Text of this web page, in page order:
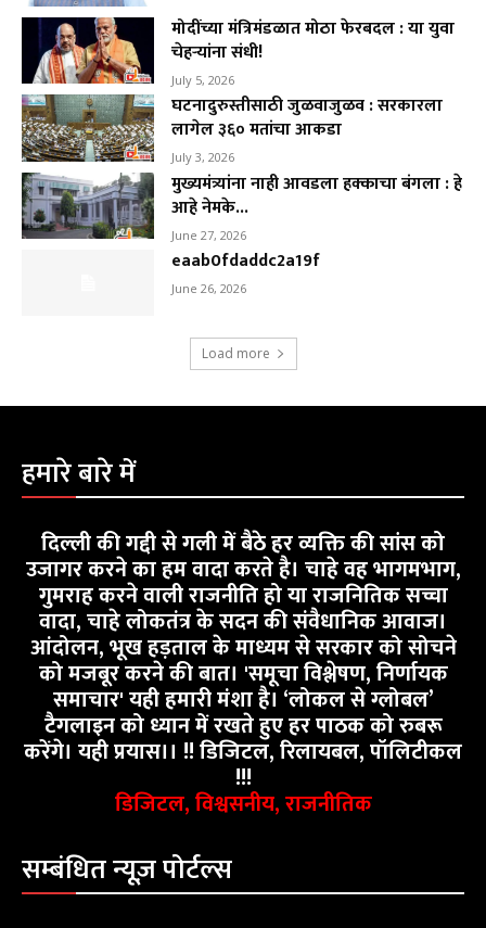
मोदींच्या मंत्रिमंडळात मोठा फेरबदल : या युवा
चेहऱ्यांना संधी!
July 5, 2026
घटनादुरुस्तीसाठी जुळवाजुळव : सरकारला
लागेल ३६० मतांचा आकडा
July 3, 2026
मुख्यमंत्र्यांना नाही आवडला हक्काचा बंगला : हे
आहे नेमके...
June 27, 2026
eaab0fdaddc2a19f
June 26, 2026
Load more
हमारे बारे में
दिल्ली की गद्दी से गली में बैठे हर व्यक्ति की सांस को
उजागर करने का हम वादा करते है। चाहे वह भागमभाग,
गुमराह करने वाली राजनीति हो या राजनितिक सच्चा
वादा, चाहे लोकतंत्र के सदन की संवैधानिक आवाज।
आंदोलन, भूख हड़ताल के माध्यम से सरकार को सोचने
को मजबूर करने की बात। 'समूचा विश्लेषण, निर्णायक
समाचार' यही हमारी मंशा है। ‘लोकल से ग्लोबल’
टैगलाइन को ध्यान में रखते हुए हर पाठक को रुबरू
करेंगे। यही प्रयास।। !! डिजिटल, रिलायबल, पॉलिटीकल
!!!
डिजिटल, विश्वसनीय, राजनीतिक
सम्बंधित न्यूज़ पोर्टल्स